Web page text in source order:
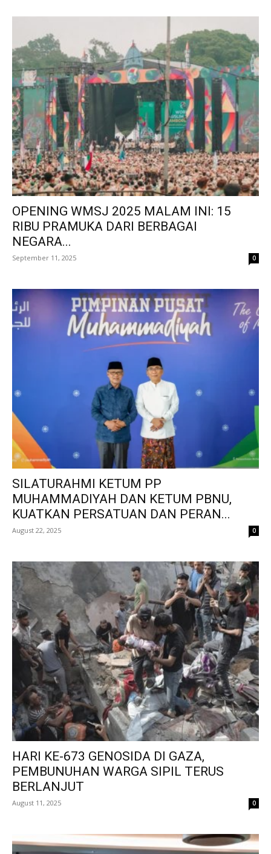
OPENING WMSJ 2025 MALAM INI: 15
RIBU PRAMUKA DARI BERBAGAI
NEGARA...
September 11, 2025 0
SILATURAHMI KETUM PP
MUHAMMADIYAH DAN KETUM PBNU,
KUATKAN PERSATUAN DAN PERAN...
August 22, 2025 0
HARI KE-673 GENOSIDA DI GAZA,
PEMBUNUHAN WARGA SIPIL TERUS
BERLANJUT
August 11, 2025 0